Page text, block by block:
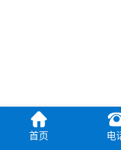
首页 电